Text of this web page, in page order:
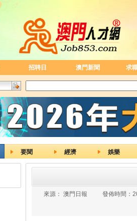
招聘日 澳門新聞 求
要聞 經濟 娛樂
來源： 澳門日報 發佈時間：